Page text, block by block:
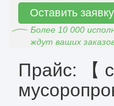
Оставить заявку
Более 10 000
ждут ваших
Прайс: 【